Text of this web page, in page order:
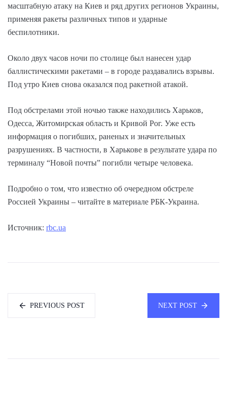
масштабную атаку на Киев и ряд других регионов Украины,
применяя ракеты различных типов и ударные
беспилотники.
Около двух часов ночи по столице был нанесен удар
баллистическими ракетами – в городе раздавались взрывы.
Под утро Киев снова оказался под ракетной атакой.
Под обстрелами этой ночью также находились Харьков,
Одесса, Житомирская область и Кривой Рог. Уже есть
информация о погибших, раненых и значительных
разрушениях. В частности, в Харькове в результате удара по
терминалу “Новой почты” погибли четыре человека.
Подробно о том, что известно об очередном обстреле
Россией Украины – читайте в материале РБК-Украина.
Источник: rbc.ua
PREVIOUS POST NEXT POST